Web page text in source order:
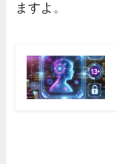
ますよ。